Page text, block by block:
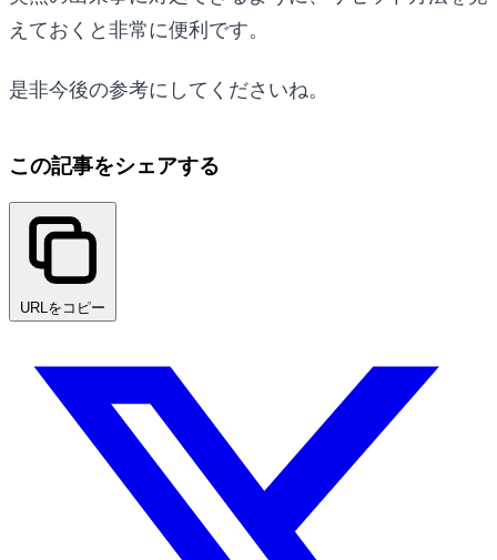
えておくと非常に便利です。
是非今後の参考にしてくださいね。
この記事をシェアする
URLをコピー